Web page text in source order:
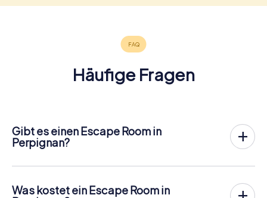
Häufige Fragen
Gibt es einen Escape Room in
Perpignan?
Escape Game in der Innenstadt von Perpignanzu spielen!
Anders als bei einem klassischen Escape Room, bei dem
die Spieler in einen kleinen Raum eingesperrt werden,
Was kostet ein Escape Room in